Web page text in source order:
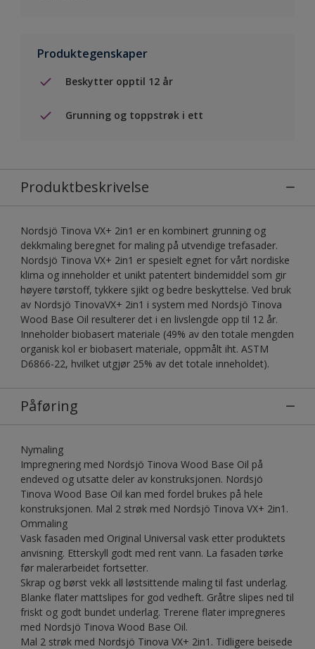
Produktegenskaper
Beskytter opptil 12 år
Grunning og toppstrøk i ett
Produktbeskrivelse
Nordsjö Tinova VX+ 2in1 er en kombinert grunning og
dekkmaling beregnet for maling på utvendige trefasader.
Nordsjö Tinova VX+ 2in1 er spesielt egnet for vårt nordiske
klima og inneholder et unikt patentert bindemiddel som gir
høyere tørstoff, tykkere sjikt og bedre beskyttelse. Ved bruk
av Nordsjö TinovaVX+ 2in1 i system med Nordsjö Tinova
Wood Base Oil resulterer det i en livslengde opp til 12 år.
Inneholder biobasert materiale (49% av den totale mengden
organisk kol er biobasert materiale, oppmålt iht. ASTM
D6866-22, hvilket utgjør 25% av det totale inneholdet).
Påføring
Nymaling
Impregnering med Nordsjö Tinova Wood Base Oil på
endeved og utsatte deler av konstruksjonen. Nordsjö
Tinova Wood Base Oil kan med fordel brukes på hele
konstruksjonen. Mal 2 strøk med Nordsjö Tinova VX+ 2in1.
Ommaling
Vask fasaden med Original Universal vask etter produktets
anvisning. Etterskyll godt med rent vann. La fasaden tørke
før malerarbeidet fortsetter.
Skrap og børst vekk all løstsittende maling til fast underlag.
Blanke flater mattslipes for god vedheft. Gråtre slipes ned til
friskt og godt bundet underlag. Trerene flater impregneres
med Nordsjö Tinova Wood Base Oil.
Mal 2 strøk med Nordsjö Tinova VX+ 2in1. Tidligere beisede